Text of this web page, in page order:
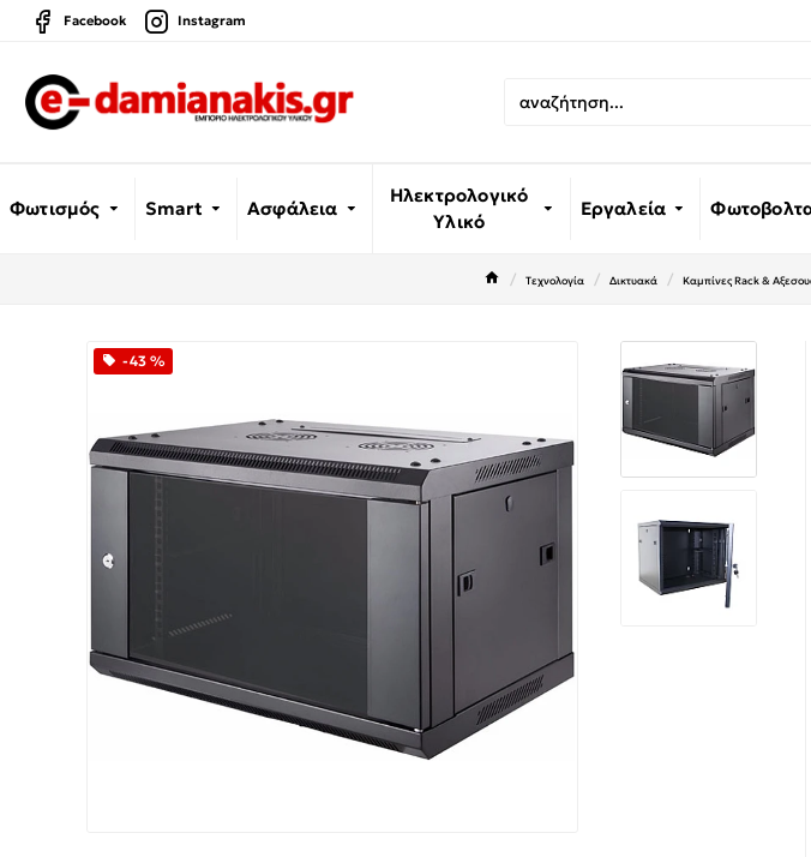
Facebook Instagram
Φωτισμός Smart Ασφάλεια
Ηλεκτρολογικό
Υλικό
Εργαλεία
Τεχνολογία Δικτυακά Καμπίνες Rack &
-43 %